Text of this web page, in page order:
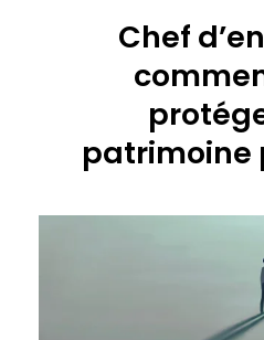
Chef
patrimoine